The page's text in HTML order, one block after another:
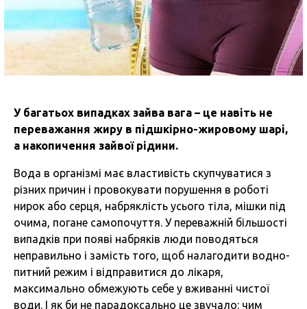
У багатьох випадках зайва вага – це навіть не
переважання жиру в підшкірно-жировому шарі,
а накопичення зайвої рідини.
Вода в організмі має властивість скупчуватися з
різних причин і провокувати порушення в роботі
нирок або серця, набряклість усього тіла, мішки під
очима, погане самопочуття. У переважній більшості
випадків при появі набряків люди поводяться
неправильно і замість того, щоб налагодити водно-
питний режим і відправитися до лікаря,
максимально обмежують себе у вживанні чистої
води. І як би не парадоксально це звучало: чим